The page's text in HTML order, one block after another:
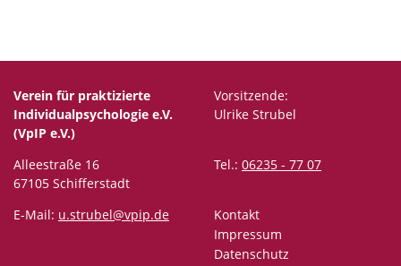
Verein für praktizierte
Individualpsychologie e.V.
(VpIP e.V.)
Vorsitzende:
Ulrike Strubel
Alleestraße 16
67105 Schifferstadt
Tel.: 06235 - 77 07
E-Mail: u.strubel@vpip.de
Kontakt
Impressum
Datenschutz